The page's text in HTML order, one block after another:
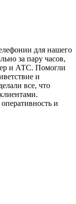
для нашего
за пару часов,
и АТС. Помогли
и
все, что
и